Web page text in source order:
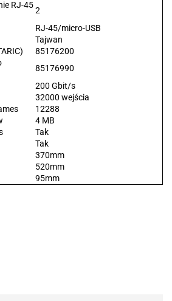
RJ-45
2
RJ-45/micro-USB
Tajwan
85176200
85176990
200 Gbit/s
32000 wejścia
12288
4 MB
Tak
Tak
370mm
520mm
95mm